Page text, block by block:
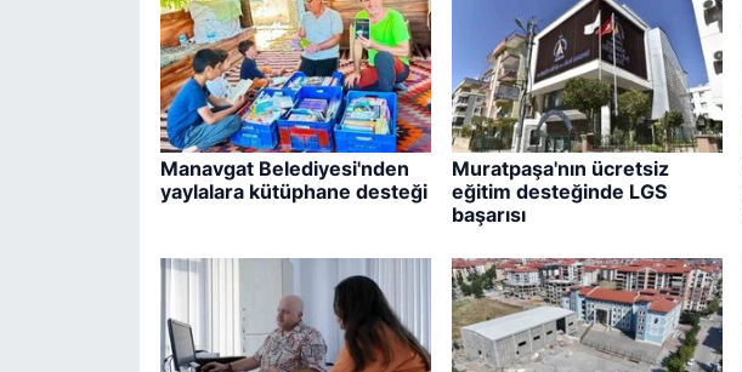
Manavgat Belediyesi'nden
yaylalara kütüphane desteği
Muratpaşa'nın ücretsiz
eğitim desteğinde LGS
başarısı